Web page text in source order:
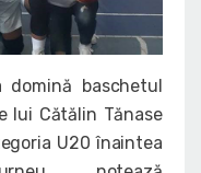
domină baschetul
lui Cătălin Tănase
U20 înaintea